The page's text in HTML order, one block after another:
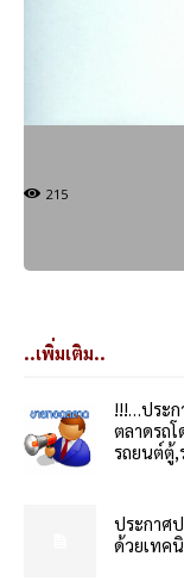
215
..เพิ่มเติม..
!!!…ประก
ตลาดรถ
รถยนต์ตู้,
ประกาศ
ด้วยเทค